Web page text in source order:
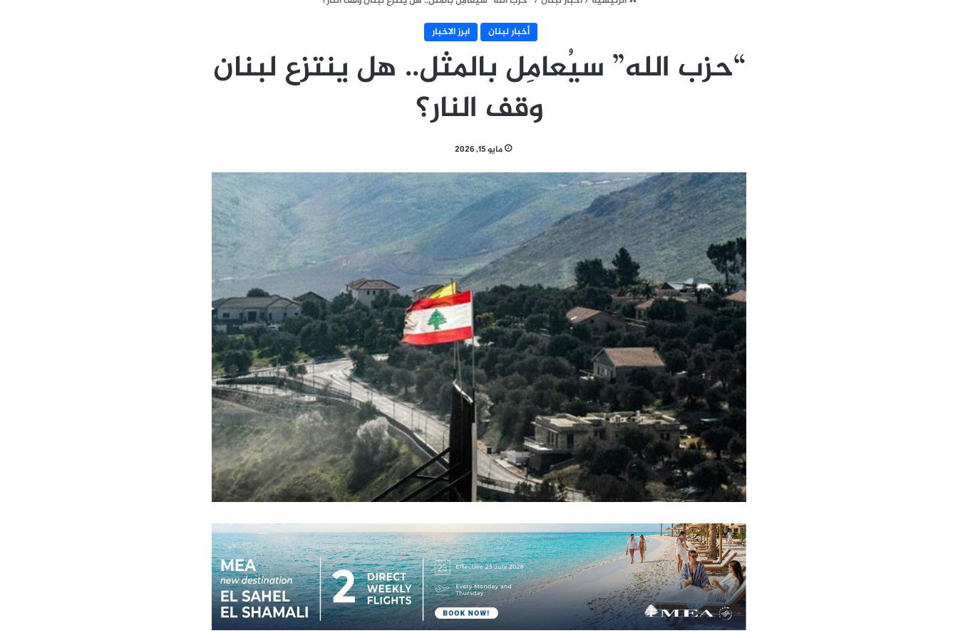
أخبار لبنان
ابرز الاخبار
“حزب الله” سيُعامِل بالمثل.. هل ينتزع لبنان
وقف النار؟
مايو 15, 2026